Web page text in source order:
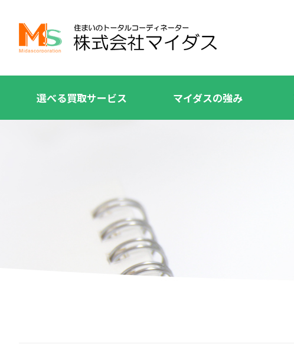
選べる買取サービス マイダスの強み